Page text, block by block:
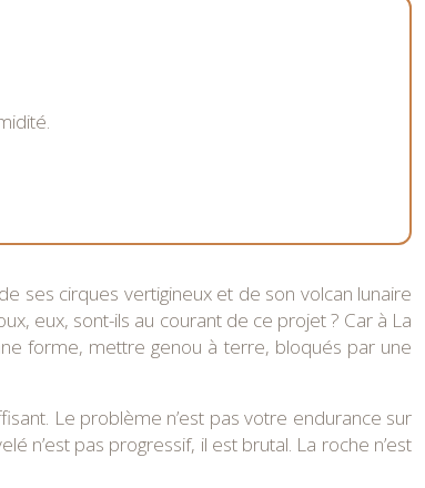
ses cirques vertigineux et de son volcan lunaire
eux, sont-ils au courant de ce projet ? Car à La
forme, mettre genou à terre, bloqués par une
Le problème n’est pas votre endurance sur
n’est pas progressif, il est brutal. La roche n’est